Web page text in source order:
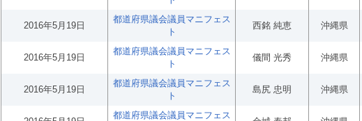
2016年5月19日
都道府県議会議員マニフェス
ト
西銘 純恵 沖縄県
2016年5月19日
都道府県議会議員マニフェス
ト
儀間 光秀 沖縄県
2016年5月19日
都道府県議会議員マニフェス
ト
島尻 忠明 沖縄県
都道府県議会議員マニフェス